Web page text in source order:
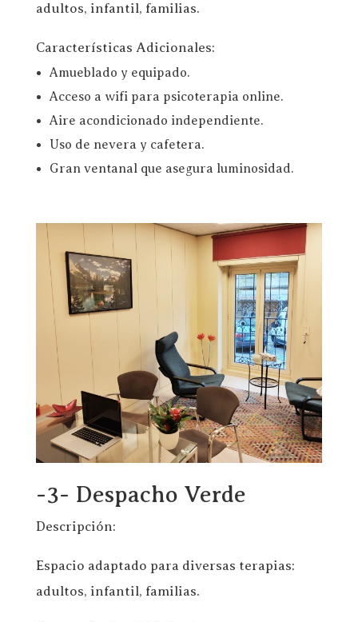
adultos, infantil, familias.
Características Adicionales:
Amueblado y equipado.
Acceso a wifi para psicoterapia online.
Aire acondicionado independiente.
Uso de nevera y cafetera.
Gran ventanal que asegura luminosidad.
-3- Despacho Verde
Descripción:
Espacio adaptado para diversas terapias:
adultos, infantil, familias.